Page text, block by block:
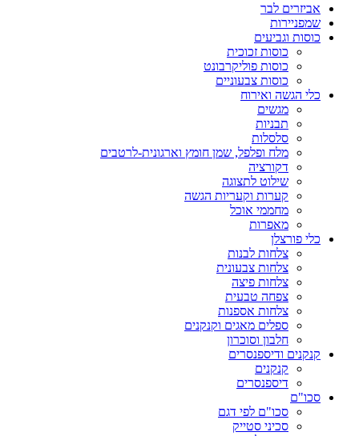
אביזרים לבר
שמפניירות
כוסות וגביעים
כוסות זכוכית
כוסות פוליקרבונט
כוסות צבעוניים
כלי הגשה ואירוח
מגשים
תבניות
סלסלות
מלח ופלפל, שמן חומץ וארגונית-לרטבים
דקורציה
שילוט לתצוגה
קערות וקעריות הגשה
מחממי אוכל
מאפרות
כלי פורצלן
צלחות לבנות
צלחות צבעונית
צלחות פיצה
צפחה טבעית
צלחות אספנות
ספלים מאגים וקנקנים
חלבון וסוכרון
קנקנים ודיספנסרים
קנקנים
דיספנסרים
סכו"ם
סכו"ם לפי דגם
סכיני סטייק